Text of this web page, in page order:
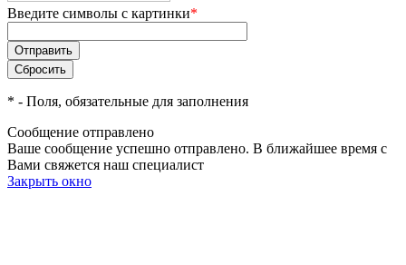
Введите символы с картинки*
* - Поля, обязательные для заполнения
Сообщение отправлено
Ваше сообщение успешно отправлено. В ближайшее время с
Вами свяжется наш специалист
Закрыть окно